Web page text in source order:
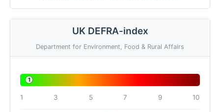
UK DEFRA-index
Department for Environment, Food & Rural Affairs
1
1 3 5 7 9 10